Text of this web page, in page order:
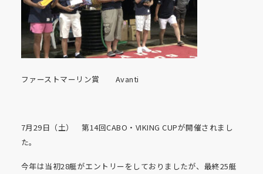
ファーストマーリン賞 Avanti
7月29日（土） 第14回CABO・VIKING CUPが開催されまし
た。
今年は当初28艇がエントリーをしておりましたが、最終25艇